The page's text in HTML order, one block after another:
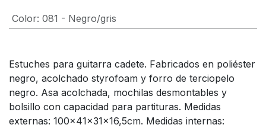
Color: 081 - Negro/gris
Estuches para guitarra cadete. Fabricados en poliéster
negro, acolchado styrofoam y forro de terciopelo
negro. Asa acolchada, mochilas desmontables y
bolsillo con capacidad para partituras. Medidas
externas: 100x41x31x16,5cm. Medidas internas: